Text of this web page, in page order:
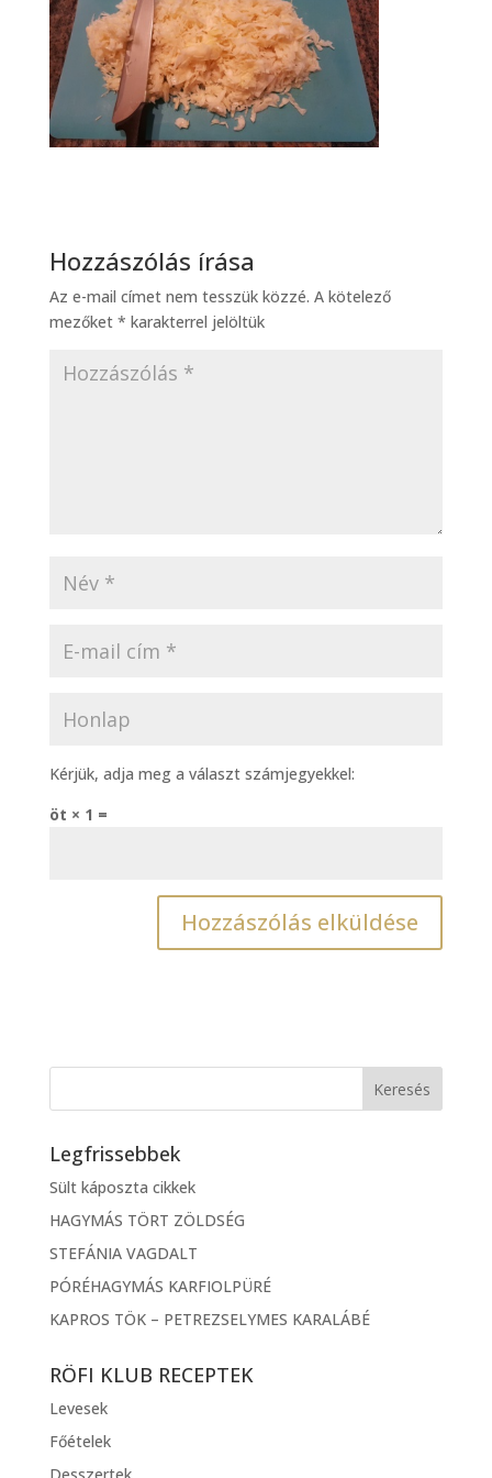
Hozzászólás írása
Az e-mail címet nem tesszük közzé. A kötelező
mezőket * karakterrel jelöltük
Kérjük, adja meg a választ számjegyekkel:
öt × 1 =
Legfrissebbek
Sült káposzta cikkek
HAGYMÁS TÖRT ZÖLDSÉG
STEFÁNIA VAGDALT
PÓRÉHAGYMÁS KARFIOLPÜRÉ
KAPROS TÖK – PETREZSELYMES KARALÁBÉ
RÖFI KLUB RECEPTEK
Levesek
Főételek